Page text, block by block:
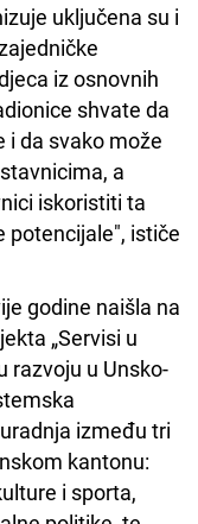
uključena su i
iz osnovnih
shvate da
i da svako može
a
iskoristiti ta
potencijale", ističe
godine naišla na
„Servisi u
razvoju u Unsko-
između tri
kantonu:
i sporta,